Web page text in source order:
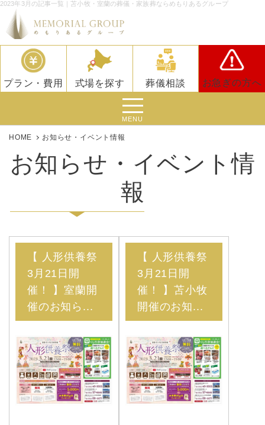
2023年3月の記事一覧｜苫小牧・室蘭の葬儀・家族葬ならめもりあるグループ
プラン・費用 式場を探す 葬儀相談 お急ぎの方へ
MENU
HOME お知らせ・イベント情報
お知らせ・イベント情
報
【 人形供養祭
3月21日開
催！ 】室蘭開
催のお知ら...
【 人形供養祭
3月21日開
催！ 】苫小牧
開催のお知...